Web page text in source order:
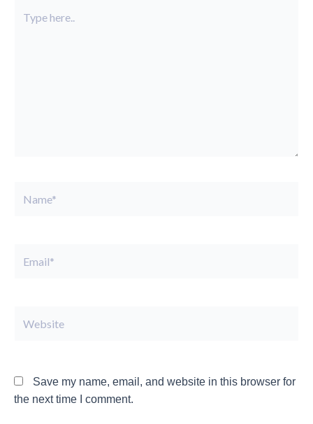
here..
Save my name, email, and website in this browser for
the next time I comment.